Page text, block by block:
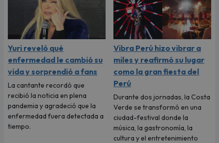
Yuri reveló qué
enfermedad le cambió su
vida y sorprendió a fans
La cantante recordó que
recibió la noticia en plena
pandemia y agradeció que la
enfermedad fuera detectada a
tiempo.
Vibra Perú hizo vibrar a
miles y reafirmó su lugar
como la gran fiesta del
Perú
Durante dos jornadas, la Costa
Verde se transformó en una
ciudad-festival donde la
música, la gastronomía, la
cultura y el entretenimiento